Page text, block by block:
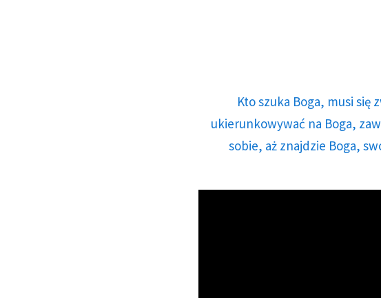
Kto szuka Boga, musi się
ukierunkowywać na Boga,
sobie, aż znajdzie Boga,